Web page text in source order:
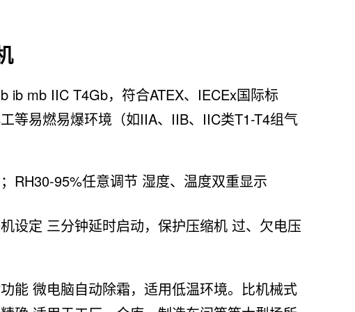
ib mb IIC T4Gb，符合ATEX、IECEx国际标
等易燃易爆环境（如IIA、IIB、IIC类T1-T4组气
RH30-95%任意调节 湿度、温度双重显示
设定 三分钟延时启动，保护压缩机 过、欠电压
能 微电脑自动除霜，适用低温环境。比机械式